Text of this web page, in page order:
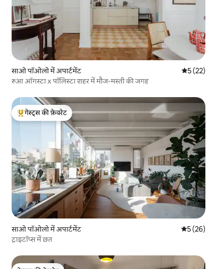
साओ पॉओलो में अपार्टमेंट औसत रेटिंग
5 (22)
रुआ ऑगस्टा x पॉलिस्टा शहर में मौज-मस्ती की जगह
गेस्ट्स का टॉप फ़ेवरेट
गेस्ट्स की फ़ेवरेट
साओ पॉओलो में अपार्टमेंट औसत रेटिंग
5 (26)
ट्राइटॉप्स में छत